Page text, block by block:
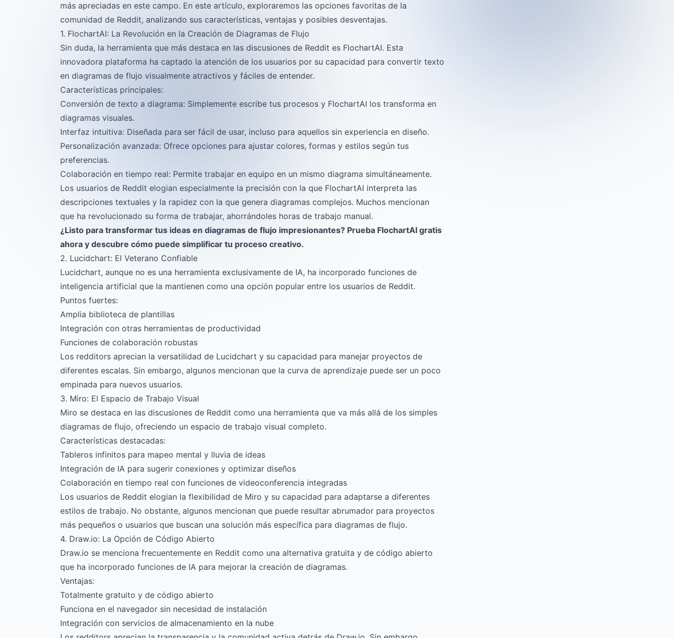
más apreciadas en este campo. En este artículo, exploraremos las opciones favoritas de la
comunidad de Reddit, analizando sus características, ventajas y posibles desventajas.
1. FlochartAI: La Revolución en la Creación de Diagramas de Flujo
Sin duda, la herramienta que más destaca en las discusiones de Reddit es FlochartAI. Esta
innovadora plataforma ha captado la atención de los usuarios por su capacidad para convertir texto
en diagramas de flujo visualmente atractivos y fáciles de entender.
Características principales:
Conversión de texto a diagrama: Simplemente escribe tus procesos y FlochartAI los transforma en
diagramas visuales.
Interfaz intuitiva: Diseñada para ser fácil de usar, incluso para aquellos sin experiencia en diseño.
Personalización avanzada: Ofrece opciones para ajustar colores, formas y estilos según tus
preferencias.
Colaboración en tiempo real: Permite trabajar en equipo en un mismo diagrama simultáneamente.
Los usuarios de Reddit elogian especialmente la precisión con la que FlochartAI interpreta las
descripciones textuales y la rapidez con la que genera diagramas complejos. Muchos mencionan
que ha revolucionado su forma de trabajar, ahorrándoles horas de trabajo manual.
¿Listo para transformar tus ideas en diagramas de flujo impresionantes? Prueba FlochartAI gratis
ahora y descubre cómo puede simplificar tu proceso creativo.
2. Lucidchart: El Veterano Confiable
Lucidchart, aunque no es una herramienta exclusivamente de IA, ha incorporado funciones de
inteligencia artificial que la mantienen como una opción popular entre los usuarios de Reddit.
Puntos fuertes:
Amplia biblioteca de plantillas
Integración con otras herramientas de productividad
Funciones de colaboración robustas
Los redditors aprecian la versatilidad de Lucidchart y su capacidad para manejar proyectos de
diferentes escalas. Sin embargo, algunos mencionan que la curva de aprendizaje puede ser un poco
empinada para nuevos usuarios.
3. Miro: El Espacio de Trabajo Visual
Miro se destaca en las discusiones de Reddit como una herramienta que va más allá de los simples
diagramas de flujo, ofreciendo un espacio de trabajo visual completo.
Características destacadas:
Tableros infinitos para mapeo mental y lluvia de ideas
Integración de IA para sugerir conexiones y optimizar diseños
Colaboración en tiempo real con funciones de videoconferencia integradas
Los usuarios de Reddit elogian la flexibilidad de Miro y su capacidad para adaptarse a diferentes
estilos de trabajo. No obstante, algunos mencionan que puede resultar abrumador para proyectos
más pequeños o usuarios que buscan una solución más específica para diagramas de flujo.
4. Draw.io: La Opción de Código Abierto
Draw.io se menciona frecuentemente en Reddit como una alternativa gratuita y de código abierto
que ha incorporado funciones de IA para mejorar la creación de diagramas.
Ventajas:
Totalmente gratuito y de código abierto
Funciona en el navegador sin necesidad de instalación
Integración con servicios de almacenamiento en la nube